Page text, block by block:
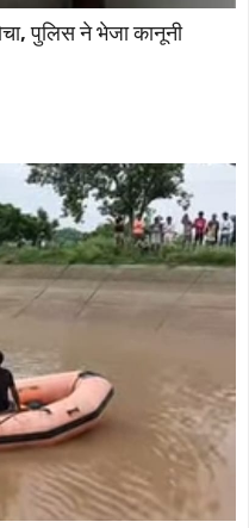
पुलिस ने भेजा कानूनी